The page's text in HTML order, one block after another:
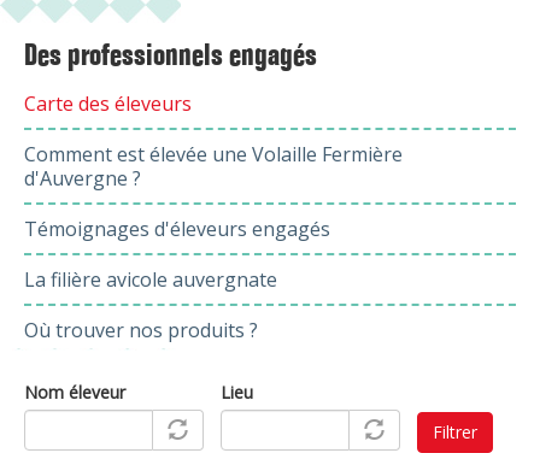
Des professionnels engagés
Carte des éleveurs
Comment est élevée une Volaille Fermière
d'Auvergne ?
Témoignages d'éleveurs engagés
La filière avicole auvergnate
Où trouver nos produits ?
Nom éleveur
Lieu
Filtrer